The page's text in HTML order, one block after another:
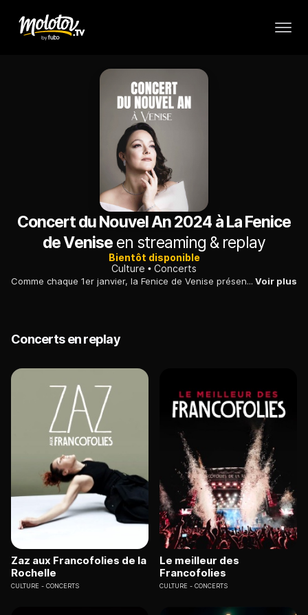
Concert du Nouvel An 2024 à La Fenice
de Veniseen streaming & replay
Bientôt disponible
Culture
Concerts
Comme chaque 1er janvier, la Fenice de Venise présente son traditionnel Concerto di Capodanno, qui fête l'entrée dans la nouvelle année. Sous la baguette du chef d'orchestre génois Fabio Luisi, la soprano Eleonora Buratto et le ténor Fabio Sartori interpréteront un florilège d'œuvres du grand répertoire lyrique. Voir plus
Concerts en replay
Zaz aux Francofolies de la
Rochelle
CULTURE CONCERTS
Le meilleur des
Francofolies
CULTURE CONCERTS